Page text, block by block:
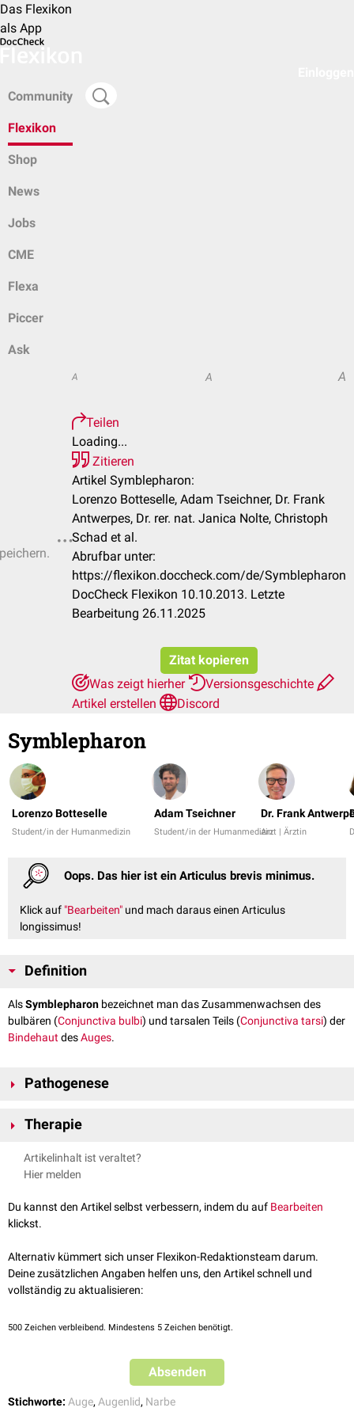
Das Flexikon
als App
Community
Flexikon
Shop
News
Jobs
CME
Flexa
Piccer
Ask
A A A
Teilen
Loading...
Zitieren
Artikel Symblepharon:
Lorenzo Botteselle, Adam Tseichner, Dr. Frank
Antwerpes, Dr. rer. nat. Janica Nolte, Christoph
Schad et al.
Abrufbar unter:
https://flexikon.doccheck.com/de/Symblepharon
DocCheck Flexikon 10.10.2013. Letzte
Bearbeitung 26.11.2025
Zitat kopieren
Was zeigt hierher
Versionsgeschichte
Artikel erstellen
Discord
Symblepharon
Lorenzo Botteselle
Student/in der Humanmedizin
Adam Tseichner
Student/in der Humanmedizin
Dr. Frank
Arzt | Ärztin
Oops. Das hier ist ein Articulus brevis minimus.
Klick auf "Bearbeiten" und mach daraus einen Articulus
longissimus!
Definition
AlsSymblepharon bezeichnet man das Zusammenwachsen des
bulbären (Conjunctiva bulbi) und tarsalen Teils (Conjunctiva tarsi) der
Bindehaut desAuges.
Pathogenese
exsudativum multiforme
Therapie
Keratoplastik
Keratoprothese
Anwendung finden.
Die Nachbehandlung erfolgt durch
Rezidivprophylaxekann eventuell eine spezielle konvexe Kunstaugen-
Glasschale (sog.Symblepahronschale) eingesetzt werden.
Artikelinhalt ist veraltet?
Hier melden
Du kannst den Artikel selbst verbessern, indem du auf Bearbeiten
klickst.
Alternativ kümmert sich unser Flexikon-Redaktionsteam darum.
Deine zusätzlichen Angaben helfen uns, den Artikel schnell und
vollständig zu aktualisieren:
500 Zeichen verbleibend. Mindestens 5 Zeichen benötigt.
Absenden
Stichworte: Auge, Augenlid, Narbe